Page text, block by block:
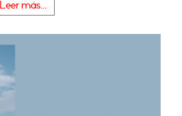
Leer más...